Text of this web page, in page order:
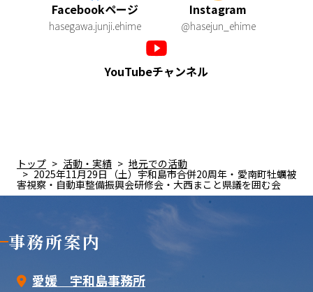
Facebookページ
hasegawa.junji.ehime
Instagram
@hasejun_ehime
YouTubeチャンネル
トップ 活動・実績 地元での活動
2025年11月29日（土）宇和島市合併20周年・愛南町牡蠣被
害視察・自動車整備振興会研修会・大西まこと県議を囲む会
事務所案内
愛媛 宇和島事務所